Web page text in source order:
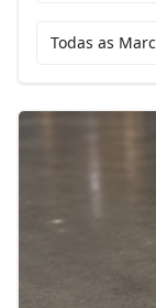
Todas as